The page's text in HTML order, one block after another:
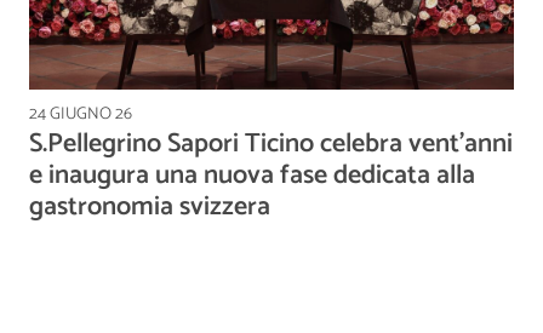
24 GIUGNO 26
S.Pellegrino Sapori Ticino celebra vent'anni
e inaugura una nuova fase dedicata alla
gastronomia svizzera